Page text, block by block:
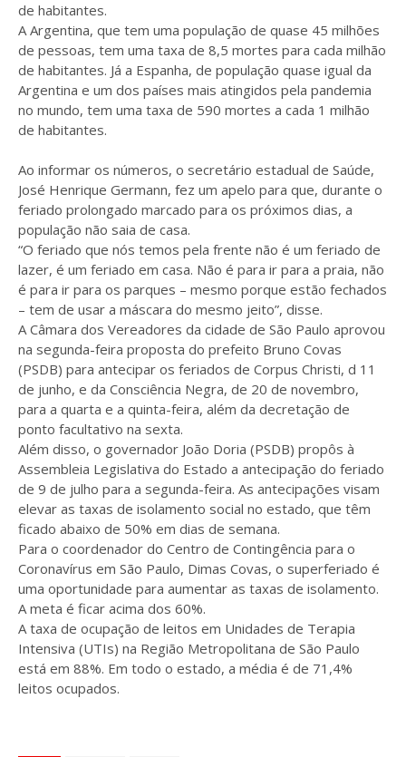
de habitantes.
A Argentina, que tem uma população de quase 45 milhões
de pessoas, tem uma taxa de 8,5 mortes para cada milhão
de habitantes. Já a Espanha, de população quase igual da
Argentina e um dos países mais atingidos pela pandemia
no mundo, tem uma taxa de 590 mortes a cada 1 milhão
de habitantes.
Ao informar os números, o secretário estadual de Saúde,
José Henrique Germann, fez um apelo para que, durante o
feriado prolongado marcado para os próximos dias, a
população não saia de casa.
“O feriado que nós temos pela frente não é um feriado de
lazer, é um feriado em casa. Não é para ir para a praia, não
é para ir para os parques – mesmo porque estão fechados
– tem de usar a máscara do mesmo jeito”, disse.
A Câmara dos Vereadores da cidade de São Paulo aprovou
na segunda-feira proposta do prefeito Bruno Covas
(PSDB) para antecipar os feriados de Corpus Christi, d 11
de junho, e da Consciência Negra, de 20 de novembro,
para a quarta e a quinta-feira, além da decretação de
ponto facultativo na sexta.
Além disso, o governador João Doria (PSDB) propôs à
Assembleia Legislativa do Estado a antecipação do feriado
de 9 de julho para a segunda-feira. As antecipações visam
elevar as taxas de isolamento social no estado, que têm
ficado abaixo de 50% em dias de semana.
Para o coordenador do Centro de Contingência para o
Coronavírus em São Paulo, Dimas Covas, o superferiado é
uma oportunidade para aumentar as taxas de isolamento.
A meta é ficar acima dos 60%.
A taxa de ocupação de leitos em Unidades de Terapia
Intensiva (UTIs) na Região Metropolitana de São Paulo
está em 88%. Em todo o estado, a média é de 71,4%
leitos ocupados.